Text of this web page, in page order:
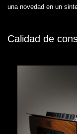
una novedad en un
Calidad de